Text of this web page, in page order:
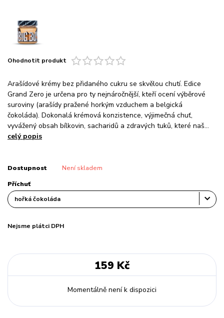
Ohodnotit produkt
Arašídové krémy bez přidaného cukru se skvělou chutí. Edice
Grand Zero je určena pro ty nejnáročnější, kteří ocení výběrové
suroviny (arašídy pražené horkým vzduchem a belgická
čokoláda). Dokonalá krémová konzistence, výjimečná chuť,
vyvážený obsah bílkovin, sacharidů a zdravých tuků, které naš...
celý popis
Dostupnost Není skladem
Příchuť
Nejsme plátci DPH
159 Kč
Momentálně není k dispozici